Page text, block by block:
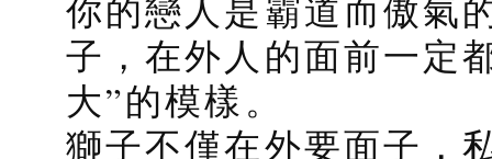
你的戀人是霸道而傲氣
子，在外人的面前一定
大”的模樣。
獅子不僅在外要面子，